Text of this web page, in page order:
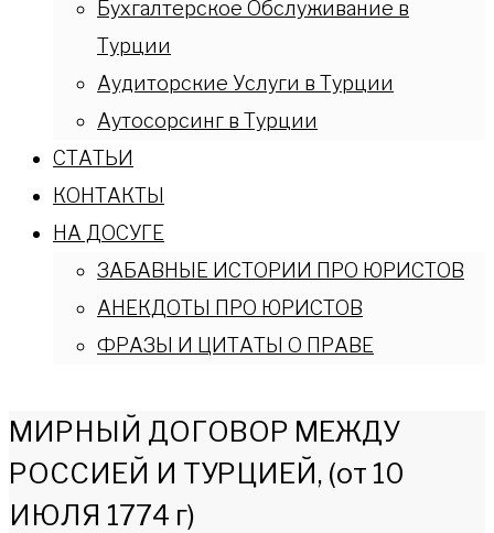
Бухгалтерское Обслуживание в
Турции
Аудиторские Услуги в Турции
Аутосорсинг в Турции
СТАТЬИ
КОНТАКТЫ
НА ДОСУГЕ
ЗАБАВНЫЕ ИСТОРИИ ПРО ЮРИСТОВ
АНЕКДОТЫ ПРО ЮРИСТОВ
ФРАЗЫ И ЦИТАТЫ О ПРАВЕ
МИРНЫЙ ДОГОВОР МЕЖДУ
РОССИЕЙ И ТУРЦИЕЙ, (от 10
ИЮЛЯ 1774 г)